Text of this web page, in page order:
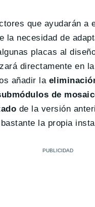
que ayudarán a
la necesidad de
placas al
directamente en
añadir la
de
de la versión
la propia